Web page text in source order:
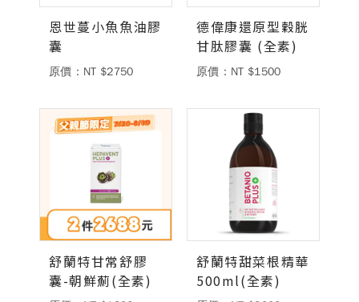
恩世蔓小魚魚油膠
囊
原價：NT $2750
德偉康還原型穀胱
甘肽膠囊 (全素)
原價：NT $1500
舒蘭特甘常舒膠
囊-朝鮮薊(全素)
舒蘭特甜菜根精華
500ml(全素)
所有訊息 營養知識 會員辦法
活動訊息
門市據點 常見問題
關於我們
關於德風
會員專區
購物說明